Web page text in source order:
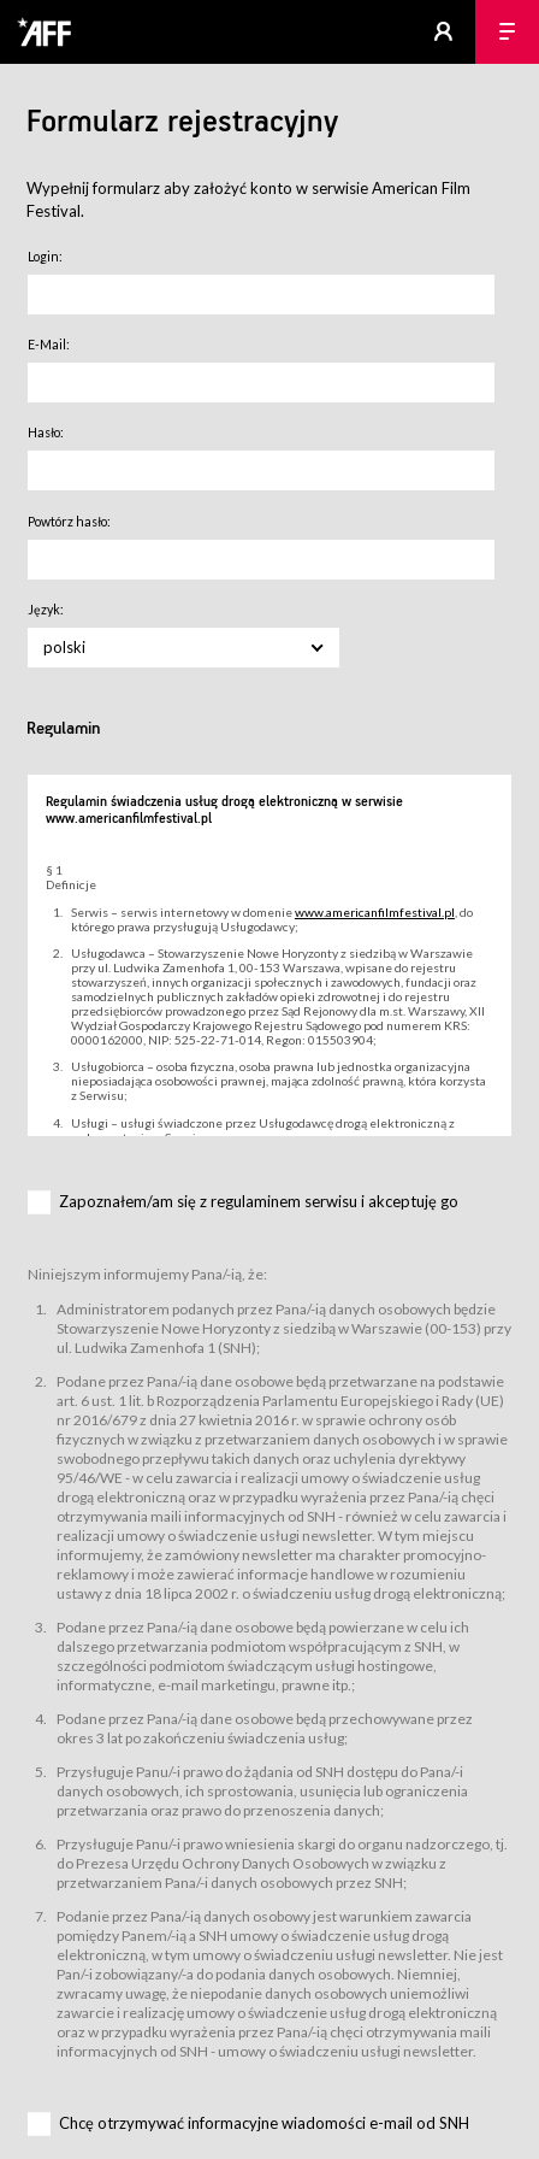
Formularz rejestracyjny
Wypełnij formularz aby założyć konto w serwisie American Film
Festival.
Login:
E-Mail:
Hasło:
Powtórz hasło:
Język:
polski
Regulamin
Regulamin świadczenia usług drogą elektroniczną w serwisie
www.americanfilmfestival.pl
§ 1
Definicje
Serwis – serwis internetowy w domeniewww.americanfilmfestival.pl , do
którego prawa przysługują Usługodawcy;
Usługodawca – Stowarzyszenie Nowe Horyzonty z siedzibą w Warszawie
przy ul. Ludwika Zamenhofa 1, 00-153 Warszawa, wpisane do rejestru
stowarzyszeń, innych organizacji społecznych i zawodowych, fundacji oraz
samodzielnych publicznych zakładów opieki zdrowotnej i do rejestru
przedsiębiorców prowadzonego przez Sąd Rejonowy dla m.st. Warszawy, XII
Wydział Gospodarczy Krajowego Rejestru Sądowego pod numerem KRS:
0000162000, NIP: 525-22-71-014, Regon: 015503904;
Usługobiorca – osoba fizyczna, osoba prawna lub jednostka organizacyjna
nieposiadająca osobowości prawnej, mająca zdolność prawną, która korzysta
z Serwisu;
Usługi – usługi świadczone przez Usługodawcę drogą elektroniczną z
wykorzystaniem Serwisu;
za pośrednictwem Serwisu;
podmiotom z branży mediów i filmowej (Akredytacje);
Bilety – wybrane dokumenty potwierdzające zawarcie umowy z
Usługodawcą i uprawniające do wzięcia udziału w Wydarzeniu,
przewidziane przez Usługodawcę dla danego Wydarzenia, tj. uprawniające
do uczestnictwa w wielu albo w pojedynczych seansach filmowych,
Sklep – sklep internetowy prowadzony przez Usługodawcę w Serwisie;
Regulamin – niniejszy regulamin.
§ 2
Postanowienia ogólne
Regulamin określa zasady:
świadczenia Usługobiorcom Usług przez Usługodawcę, z
zastrzeżeniem usług, o których mowa w ust. 2 pkt. 4 i 5 poniżej, których
zasady świadczenia precyzują odrębne regulaminy,
przetwarzania przez Usługodawcę danych osobowych Usługobiorców
będących osobami fizycznymi.
świadczy Usługi drogą elektroniczną w rozumieniu ustawy z dnia 18 lipca
2002 r. o świadczeniu usług drogą elektroniczną (Dz.U. z 2002 r., Nr 144, poz.
1204, z późń. zm.). Usługi świadczone są nieodpłatnie.
usługę przeglądania i odczytywania przez Usługobiorców materiałów
zamieszczanych w Serwisie,
usługę utrzymywania konta użytkownika w Serwisie,
usługę newsletter,
usługę zawierania na odległość umów nabycia Karnetów i Biletów,
usługę zawierania na odległość umów sprzedaży w Sklepie.
dnia 18 lipca 2002 r. o świadczeniu usług drogą elektroniczną (Dz.U. z 2002
r., Nr 144, poz. 1204, z późń. zm.). Usługi świadczone są nieodpłatnie.
Na zasadach określonych w Regulaminie dostęp do Serwisu jest otwarty dla
Usługobiorca przed rozpoczęciem korzystania z Serwisu jest zobowiązany
zapoznać się z Regulaminem. Założenie konta w Serwisie oraz zamówienie
usługi newsletter za pośrednictwem przeznaczonego do tego formularza
zamieszczonego na stronach Serwisu dostępnych dla wszystkich
Usługobiorców wymaga akceptacji postanowień Regulaminu.
Usługobiorca zobowiązany jest do przestrzegania postanowień Regulaminu
od chwili rozpoczęcia korzystania z Serwisu.
Regulamin jest udostępniony Usługobiorcom nieodpłatnie za
Warunki techniczne korzystania z Usług
Zapoznałem/am się z regulaminem serwisu i akceptuję go
Niniejszym informujemy Pana/-ią, że:
Administratorem podanych przez Pana/-ią danych osobowych będzie
Stowarzyszenie Nowe Horyzonty z siedzibą w Warszawie (00-153) przy
ul. Ludwika Zamenhofa 1 (SNH);
Podane przez Pana/-ią dane osobowe będą przetwarzane na podstawie
art. 6 ust. 1 lit. b Rozporządzenia Parlamentu Europejskiego i Rady (UE)
nr 2016/679 z dnia 27 kwietnia 2016 r. w sprawie ochrony osób
fizycznych w związku z przetwarzaniem danych osobowych i w sprawie
swobodnego przepływu takich danych oraz uchylenia dyrektywy
95/46/WE - w celu zawarcia i realizacji umowy o świadczenie usług
drogą elektroniczną oraz w przypadku wyrażenia przez Pana/-ią chęci
otrzymywania maili informacyjnych od SNH - również w celu zawarcia i
realizacji umowy o świadczenie usługi newsletter. W tym miejscu
informujemy, że zamówiony newsletter ma charakter promocyjno-
reklamowy i może zawierać informacje handlowe w rozumieniu
ustawy z dnia 18 lipca 2002 r. o świadczeniu usług drogą elektroniczną;
Podane przez Pana/-ią dane osobowe będą powierzane w celu ich
dalszego przetwarzania podmiotom współpracującym z SNH, w
szczególności podmiotom świadczącym usługi hostingowe,
informatyczne, e-mail marketingu, prawne itp.;
Podane przez Pana/-ią dane osobowe będą przechowywane przez
okres 3 lat po zakończeniu świadczenia usług;
Przysługuje Panu/-i prawo do żądania od SNH dostępu do Pana/-i
danych osobowych, ich sprostowania, usunięcia lub ograniczenia
przetwarzania oraz prawo do przenoszenia danych;
Przysługuje Panu/-i prawo wniesienia skargi do organu nadzorczego, tj.
do Prezesa Urzędu Ochrony Danych Osobowych w związku z
przetwarzaniem Pana/-i danych osobowych przez SNH;
Podanie przez Pana/-ią danych osobowy jest warunkiem zawarcia
pomiędzy Panem/-ią a SNH umowy o świadczenie usług drogą
elektroniczną, w tym umowy o świadczeniu usługi newsletter. Nie jest
Pan/-i zobowiązany/-a do podania danych osobowych. Niemniej,
zwracamy uwagę, że niepodanie danych osobowych uniemożliwi
zawarcie i realizację umowy o świadczenie usług drogą elektroniczną
oraz w przypadku wyrażenia przez Pana/-ią chęci otrzymywania maili
informacyjnych od SNH - umowy o świadczeniu usługi newsletter.
Chcę otrzymywać informacyjne wiadomości e-mail od SNH